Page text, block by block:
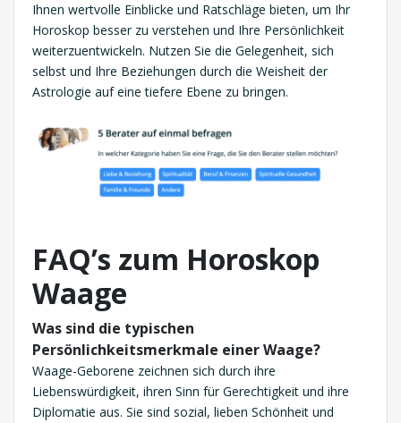
Ihnen wertvolle Einblicke und Ratschläge bieten, um Ihr
Horoskop besser zu verstehen und Ihre Persönlichkeit
weiterzuentwickeln. Nutzen Sie die Gelegenheit, sich
selbst und Ihre Beziehungen durch die Weisheit der
Astrologie auf eine tiefere Ebene zu bringen.
FAQ’s zum Horoskop
Waage
Was sind die typischen
Persönlichkeitsmerkmale einer Waage?
Waage-Geborene zeichnen sich durch ihre
Liebenswürdigkeit, ihren Sinn für Gerechtigkeit und ihre
Diplomatie aus. Sie sind sozial, lieben Schönheit und